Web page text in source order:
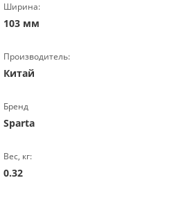
Ширина:
103 мм
Производитель:
Китай
Бренд
Sparta
Вес, кг:
0.32